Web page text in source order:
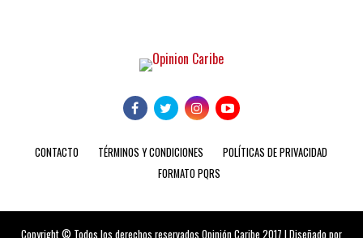
CONTACTO TÉRMINOS Y CONDICIONES
POLÍTICAS DE PRIVACIDAD
FORMATO PQRS
Copyright © Todos los derechos reservados Opinión Caribe 2017 | Diseñado por